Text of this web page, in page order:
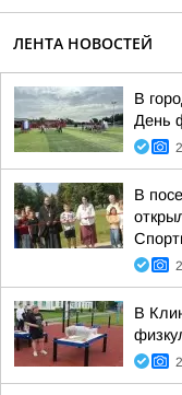
ЛЕНТА НОВОСТЕЙ
В
День
В
В